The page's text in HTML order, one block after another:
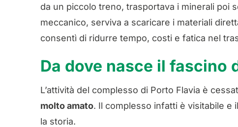
da un piccolo treno, trasportava i minerali poi
meccanico, serviva a scaricare i materiali
consentì di ridurre tempo, costi e fatica nel
Da dove nasce il fascino
L’attività del complesso di Porto Flavia è
molto amato. Il complesso infatti è visitabile e
la storia.